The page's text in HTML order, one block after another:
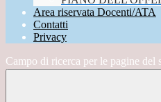
Area riservata Docenti/ATA
Contatti
Privacy
Campo di ricerca per le pagine del